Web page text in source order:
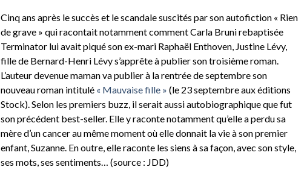
Cinq ans après le succès et le scandale suscités par son autofiction « Rien
de grave » qui racontait notamment comment Carla Bruni rebaptisée
Terminator lui avait piqué son ex-mari Raphaël Enthoven, Justine Lévy,
fille de Bernard-Henri Lévy s’apprête à publier son troisième roman.
L’auteur devenue maman va publier à la rentrée de septembre son
nouveau roman intitulé « Mauvaise fille » (le 23 septembre aux éditions
Stock). Selon les premiers buzz, il serait aussi autobiographique que fut
son précédent best-seller. Elle y raconte notamment qu’elle a perdu sa
mère d’un cancer au même moment où elle donnait la vie à son premier
enfant, Suzanne. En outre, elle raconte les siens à sa façon, avec son style,
ses mots, ses sentiments… (source : JDD)